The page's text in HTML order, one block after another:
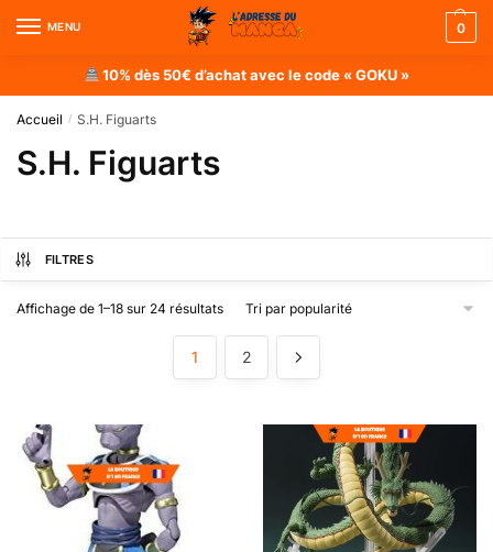
MENU 0
10% dès 50€ d’achat avec le code « GOKU »
Accueil / S.H. Figuarts
S.H. Figuarts
FILTRES
Affichage de 1–18 sur 24 résultats
1 2